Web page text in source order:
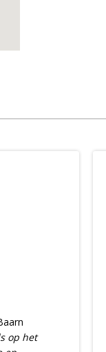
op het